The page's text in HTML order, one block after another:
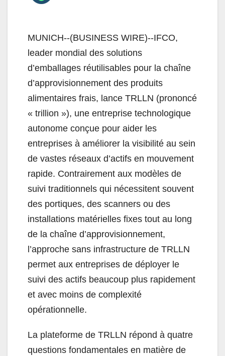
MUNICH--(BUSINESS WIRE)--IFCO,
leader mondial des solutions
d’emballages réutilisables pour la chaîne
d’approvisionnement des produits
alimentaires frais, lance TRLLN (prononcé
« trillion »), une entreprise technologique
autonome conçue pour aider les
entreprises à améliorer la visibilité au sein
de vastes réseaux d’actifs en mouvement
rapide. Contrairement aux modèles de
suivi traditionnels qui nécessitent souvent
des portiques, des scanners ou des
installations matérielles fixes tout au long
de la chaîne d’approvisionnement,
l’approche sans infrastructure de TRLLN
permet aux entreprises de déployer le
suivi des actifs beaucoup plus rapidement
et avec moins de complexité
opérationnelle.
La plateforme de TRLLN répond à quatre
questions fondamentales en matière de